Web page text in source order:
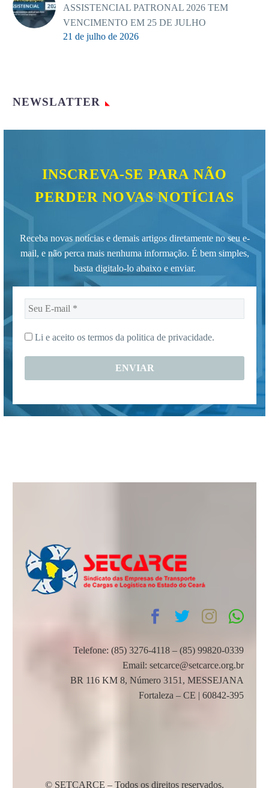
ASSISTENCIAL PATRONAL 2026 TEM
VENCIMENTO EM 25 DE JULHO
21 de julho de 2026
NEWSLATTER
INSCREVA-SE PARA NÃO
PERDER NOVAS NOTÍCIAS
Receba novas notícias e demais artigos diretamente no seu e-
mail, e não perca mais nenhuma informação. É bem simples,
basta digitalo-lo abaixo e enviar.
Seu
E-
mail
*
Li e aceito os termos da politica de privacidade.
Telefone: (85) 3276-4118 – (85) 99820-0339
Email: setcarce@setcarce.org.br
BR 116 KM 8, Número 3151, MESSEJANA
Fortaleza – CE | 60842-395
© SETCARCE – Todos os direitos reservados.